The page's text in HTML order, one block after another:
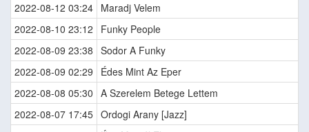
2022-08-12 03:24 Maradj Velem
2022-08-10 23:12
Funky People
2022-08-09 23:38 Sodor A Funky
2022-08-09 02:29
Édes Mint Az Eper
2022-08-08 05:30 A Szerelem Betege Lettem
2022-08-07 17:45 Ordogi Arany [Jazz]